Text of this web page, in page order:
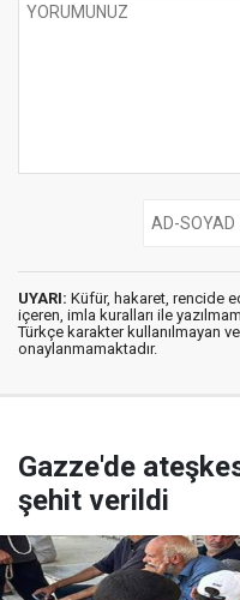
UYARI: Küfür, hakaret, rencide
içeren, imla kuralları ile
Türkçe karakter kullanılmayan
onaylanmamaktadır.
Gazze'de
şehit verildi